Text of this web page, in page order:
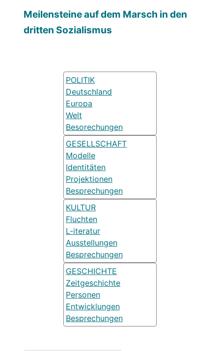
Meilensteine auf dem Marsch in den
dritten Sozialismus
POLITIK
Deutschland
Europa
Welt
Besorechungen
GESELLSCHAFT
Modelle
Identitäten
Projektionen
Besprechungen
KULTUR
Fluchten
L-iteratur
Ausstellungen
Besprechungen
GESCHICHTE
Zeitgeschichte
Personen
Entwicklungen
Besprechungen